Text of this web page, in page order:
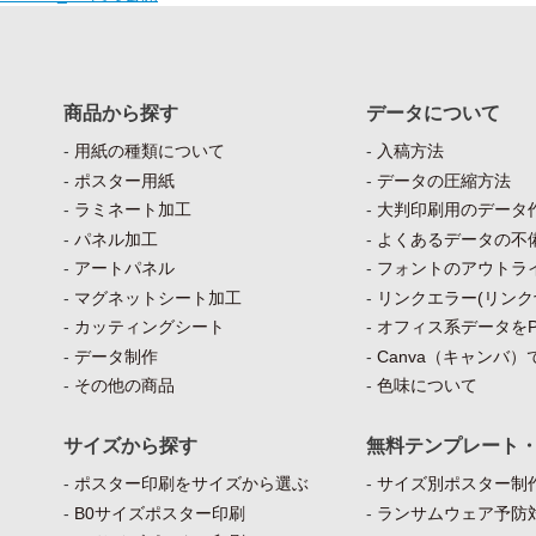
商品から探す
用紙の種類について
ポスター用紙
ラミネート加工
パネル加工
アートパネル
マグネットシート加工
カッティングシート
データ制作
その他の商品
サイズから探す
ポスター印刷をサイズから選ぶ
B0サイズポスター印刷
データについて
入稿方法
データの圧縮方法
大判印刷用のデータ
よくあるデータの不
フォントのアウトラ
リンクエラー(リン
オフィス系データを
Canva（キャンバ）
色味について
無料テンプレート
サイズ別ポスター制
ランサムウェア予防